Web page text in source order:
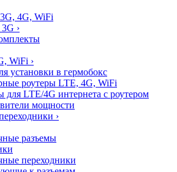
4G, WiFi
›
WiFi ›
установки в гермобокс
роутеры LTE, 4G, WiFi
для LTE/4G интернета с роутером
мощности
›
разъемы
переходники